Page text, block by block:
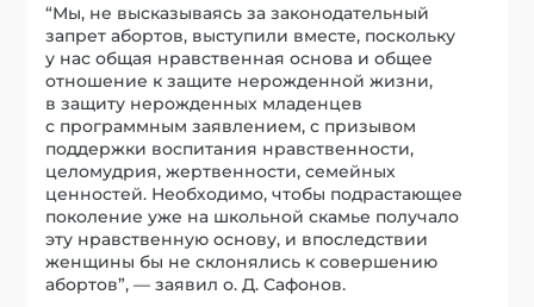
“Мы, не высказываясь за законодательный
запрет абортов, выступили вместе, поскольку
у нас общая нравственная основа и общее
отношение к защите нерожденной жизни,
в защиту нерожденных младенцев
с программным заявлением, с призывом
поддержки воспитания нравственности,
целомудрия, жертвенности, семейных
ценностей. Необходимо, чтобы подрастающее
поколение уже на школьной скамье получало
эту нравственную основу, и впоследствии
женщины бы не склонялись к совершению
абортов”, — заявил о. Д. Сафонов.